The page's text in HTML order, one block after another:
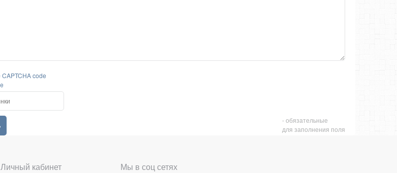
- обязательные
для заполнения поля
Личный кабинет Мы в соц сетях